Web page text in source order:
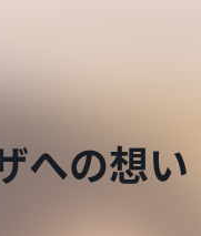
への想い